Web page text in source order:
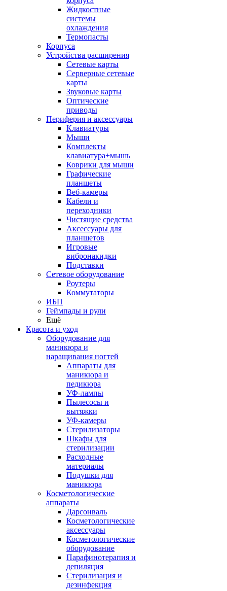
Жидкостные
системы
охлаждения
Термопасты
Корпуса
Устройства расширения
Сетевые карты
Серверные сетевые
карты
Звуковые карты
Оптические
приводы
Периферия и аксессуары
Клавиатуры
Мыши
Комплекты
клавиатура+мышь
Коврики для мыши
Графические
планшеты
Веб-камеры
Кабели и
переходники
Чистящие средства
Аксессуары для
планшетов
Игровые
вибронакидки
Подставки
Сетевое оборудование
Роутеры
Коммутаторы
ИБП
Геймпады и рули
Ещё
Красота и уход
Оборудование для
маникюра и
наращивания ногтей
Аппараты для
маникюра и
педикюра
УФ-лампы
Пылесосы и
вытяжки
УФ-камеры
Стерилизаторы
Шкафы для
стерилизации
Расходные
материалы
Подушки для
маникюра
Косметологические
аппараты
Дарсонваль
Косметологические
аксессуары
Косметологические
оборудование
Парафинотерапия и
депиляция
Стерилизация и
дезинфекция